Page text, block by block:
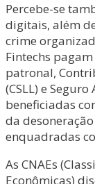
Percebe-se
digitais, além
crime
Fintechs
patronal,
(CSLL) e
beneficiadas
da
enquadradas
As CNAEs
Econômicas)